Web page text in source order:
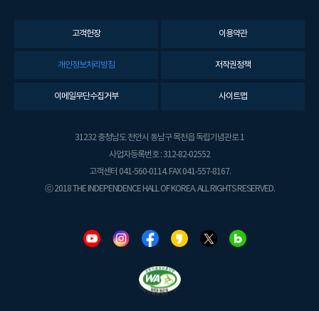
고객헌장 이용약관
개인정보처리방침 저작권정책
이메일무단수집거부 사이트맵
31232 충청남도 천안시 동남구 목천읍 독립기념관로 1
사업자등록번호 : 312-82-02552
고객센터 041-560-0114. FAX 041-557-8167.
ⓒ 2018 THE INDEPENDENCE HALL OF KOREA. ALL RIGHTS RESERVED.